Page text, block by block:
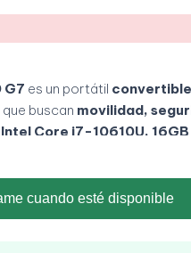
G7 es un portátil convertible
buscan movilidad,
Intel Core i7-10610U,
Full HD de 14 pulgadas
portátil, tablet o en modo
cuando esté disponible